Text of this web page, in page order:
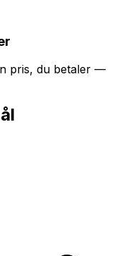
pris, du betaler —